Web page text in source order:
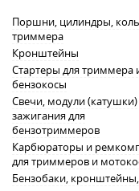
Поршни, цилиндры,
триммера
Кронштейны
Стартеры для триммера
бензокосы
Свечи, модули (катушки)
зажигания для
бензотриммеров
Карбюраторы и
для триммеров и
Бензобаки, кронштейны,